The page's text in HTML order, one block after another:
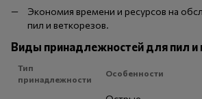
Экономия времени и ресурсов на
пил и веткорезов.
Виды принадлежностей для пил и
Тип
принадлежности
Особенности